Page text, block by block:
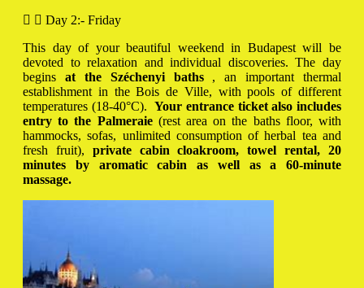
Day 2:- Friday
This day of your beautiful weekend in Budapest will be
devoted to relaxation and individual discoveries. The day
begins at the Széchenyi baths, an important thermal
establishment in the Bois de Ville, with pools of different
temperatures (18-40°C).Your entrance ticket also includes
entry to the Palmeraie(rest area on the baths floor, with
hammocks, sofas, unlimited consumption of herbal tea and
fresh fruit), private cabin cloakroom, towel rental, 20
minutes by aromatic cabin as well as a 60-minute
massage.